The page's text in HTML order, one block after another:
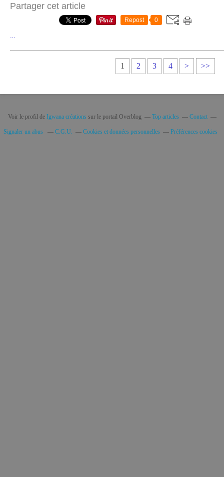
Partager cet article
Repost 0
1 2 3 4 > >>
Voir le profil de Igwana créationssur le portail Overblog Top articles Contact
Signaler un abus C.G.U. Cookies et données personnelles Préférences cookies